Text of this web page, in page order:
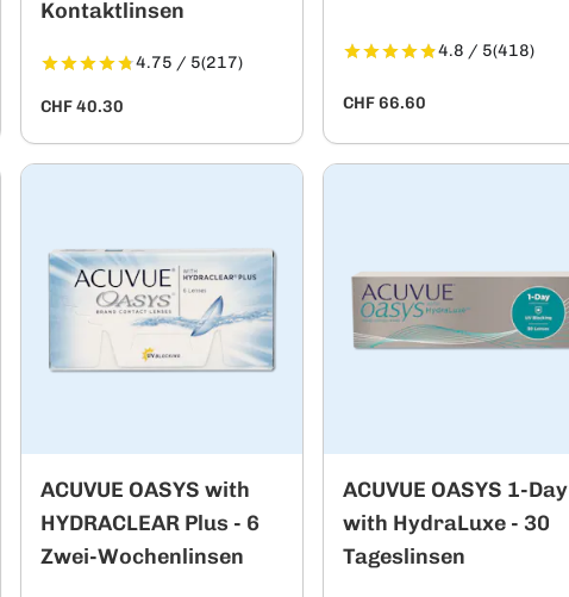
Kontaktlinsen
4.75 / 5(217)
CHF 40.30
4.8 / 5(418)
CHF 66.60
ACUVUE OASYS with
HYDRACLEAR Plus - 6
Zwei-Wochenlinsen
ACUVUE OASYS 1-Day
with HydraLuxe - 30
Tageslinsen